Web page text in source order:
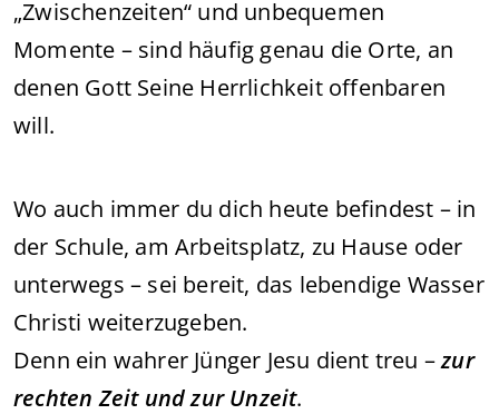
„Zwischenzeiten“ und unbequemen
Momente – sind häufig genau die Orte, an
denen Gott Seine Herrlichkeit offenbaren
will.
Wo auch immer du dich heute befindest – in
der Schule, am Arbeitsplatz, zu Hause oder
unterwegs – sei bereit, das lebendige Wasser
Christi weiterzugeben.
Denn ein wahrer Jünger Jesu dient treu –zur
rechten Zeit und zur Unzeit.